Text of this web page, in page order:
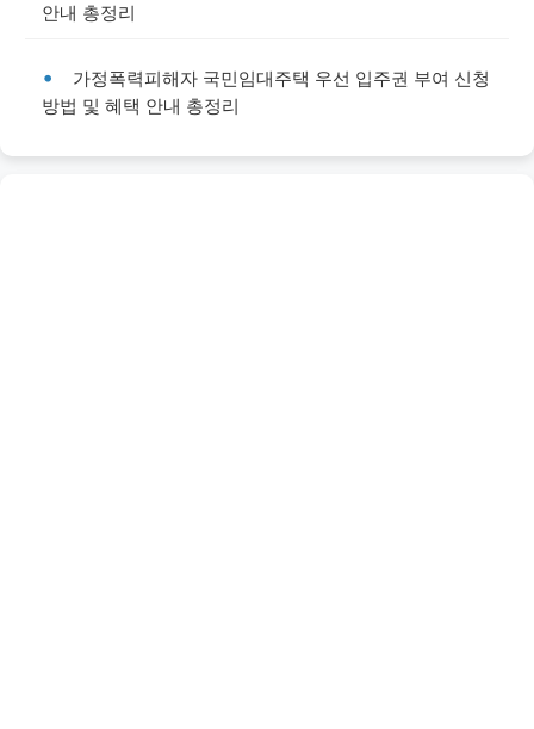
안내 총정리
가정폭력피해자 국민임대주택 우선 입주권 부여 신청
방법 및 혜택 안내 총정리